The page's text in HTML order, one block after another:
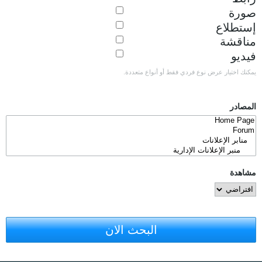
صورة
إستطلاع
مناقشة
فيديو
يمكنك اختيار عرض نوع فردي فقط أو أنواع متعددة.
المصادر
مشاهدة
البحث الان